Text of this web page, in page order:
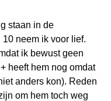
staan in de
10 neem ik voor lief.
ik bewust geen
heeft hem nog omdat
anders kon). Reden
om hem toch weg